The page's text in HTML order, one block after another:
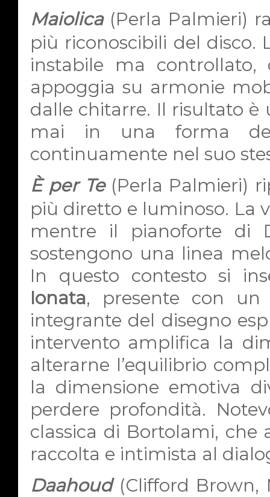
Maiolica (Perla Palmieri)
più riconoscibili del disco.
instabile ma
appoggia su armonie
dalle chitarre. Il risultato
mai in una forma
continuamente nel suo
È per Te (Perla Palmieri)
più diretto e luminoso. La
mentre il pianoforte di
sostengono una linea
In questo contesto si
Ionata, presente con
integrante del disegno
intervento amplifica la
alterarne l’equilibrio
la dimensione emotiva
perdere profondità.
classica di Bortolami,
raccolta e intimista al
Daahoud (Clifford Brown,